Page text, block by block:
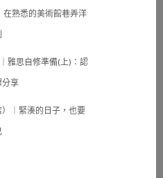
在熟悉的美術館巷弄洋
｜雅思自修準備(上)：認
享
｜緊湊的日子，也要